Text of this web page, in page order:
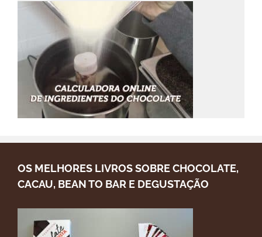
OS MELHORES LIVROS SOBRE CHOCOLATE,
CACAU, BEAN TO BAR E DEGUSTAÇÃO